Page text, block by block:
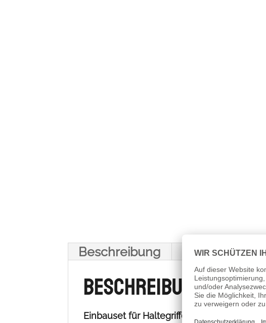
Beschreibung Zusätzliche
Beschreibung
Einbauset für Haltegriffe mit Ø25mm